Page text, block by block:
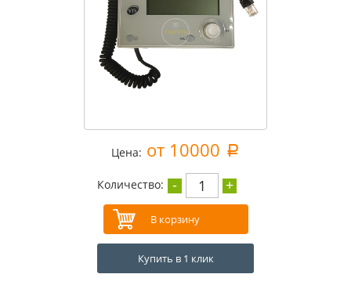
Цена: от 10000 a
Количество: - 1 +
Купить в 1 клик